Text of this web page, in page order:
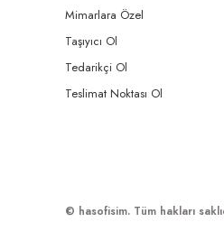
Mimarlara Özel
Taşıyıcı Ol
Tedarikçi Ol
Teslimat Noktası Ol
© hasofisim. Tüm hakları